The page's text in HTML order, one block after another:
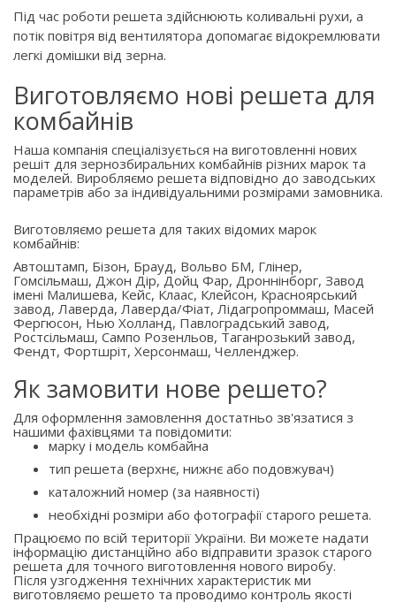
Під час роботи решета здійснюють коливальні рухи, а
потік повітря від вентилятора допомагає відокремлювати
легкі домішки від зерна.
Виготовляємо нові решета для
комбайнів
Наша компанія спеціалізується на виготовленні нових
решіт для зернозбиральних комбайнів різних марок та
моделей. Виробляємо решета відповідно до заводських
параметрів або за індивідуальними розмірами замовника.
Виготовляємо решета для таких відомих марок
комбайнів:
Автоштамп, Бізон, Брауд, Вольво БМ, Глінер,
Гомсільмаш, Джон Дір, Дойц Фар, Дроннінборг, Завод
імені Малишева, Кейс, Клаас, Клейсон, Красноярський
завод, Лаверда, Лаверда/Фіат, Лідагропроммаш, Масей
Фергюсон, Нью Холланд, Павлоградський завод,
Ростсільмаш, Сампо Розенльов, Таганрозький завод,
Фендт, Фортшріт, Херсонмаш, Челленджер.
Як замовити нове решето?
Для оформлення замовлення достатньо зв'язатися з
нашими фахівцями та повідомити:
марку і модель комбайна
тип решета (верхнє, нижнє або подовжувач)
каталожний номер (за наявності)
необхідні розміри або фотографії старого решета.
Працюємо по всій території України. Ви можете надати
інформацію дистанційно або відправити зразок старого
решета для точного виготовлення нового виробу.
Після узгодження технічних характеристик ми
виготовляємо решето та проводимо контроль якості